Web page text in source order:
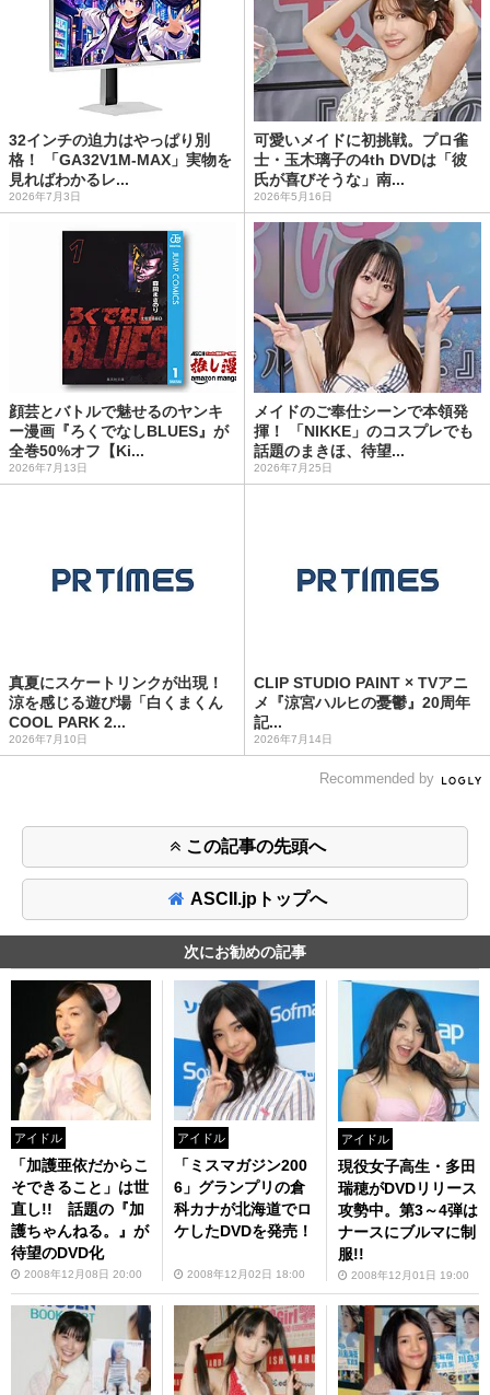
32インチの迫力はやっぱり別
格！ 「GA32V1M-MAX」実物を
見ればわかるレ...
2026年7月3日
可愛いメイドに初挑戦。プロ雀
士・玉木璃子の4th DVDは「彼
氏が喜びそうな」南...
2026年5月16日
顔芸とバトルで魅せるのヤンキ
ー漫画『ろくでなしBLUES』が
全巻50%オフ【Ki...
2026年7月13日
メイドのご奉仕シーンで本領発
揮！ 「NIKKE」のコスプレでも
話題のまきほ、待望...
2026年7月25日
真夏にスケートリンクが出現！
涼を感じる遊び場「白くまくん
COOL PARK 2...
2026年7月10日
CLIP STUDIO PAINT × TVアニ
メ『涼宮ハルヒの憂鬱』20周年
記...
2026年7月14日
Recommended by
この記事の先頭へ
ASCII.jpトップへ
次にお勧めの記事
アイドル
「加護亜依だからこ
そできること」は世
直し!! 話題の『加
護ちゃんねる。』が
待望のDVD化
2008年12月08日 20:00
アイドル
「ミスマガジン200
6」グランプリの倉
科カナが北海道でロ
ケしたDVDを発売！
2008年12月02日 18:00
アイドル
現役女子高生・多田
瑞穂がDVDリリース
攻勢中。第3～4弾は
ナースにブルマに制
服!!
2008年12月01日 19:00